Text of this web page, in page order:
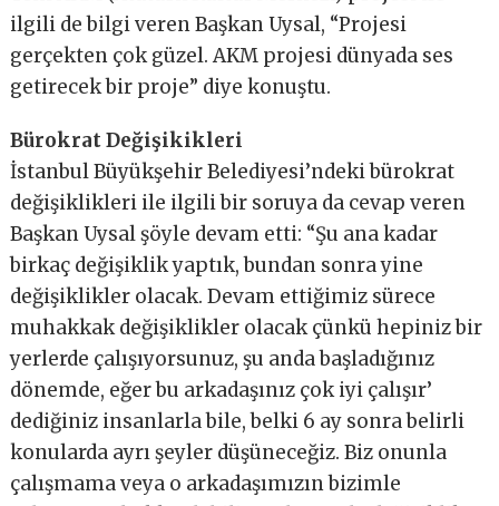
ilgili de bilgi veren Başkan Uysal, “Projesi
gerçekten çok güzel. AKM projesi dünyada ses
getirecek bir proje” diye konuştu.
Bürokrat Değişikikleri
İstanbul Büyükşehir Belediyesi’ndeki bürokrat
değişiklikleri ile ilgili bir soruya da cevap veren
Başkan Uysal şöyle devam etti: “Şu ana kadar
birkaç değişiklik yaptık, bundan sonra yine
değişiklikler olacak. Devam ettiğimiz sürece
muhakkak değişiklikler olacak çünkü hepiniz bir
yerlerde çalışıyorsunuz, şu anda başladığınız
dönemde, eğer bu arkadaşınız çok iyi çalışır’
dediğiniz insanlarla bile, belki 6 ay sonra belirli
konularda ayrı şeyler düşüneceğiz. Biz onunla
çalışmama veya o arkadaşımızın bizimle